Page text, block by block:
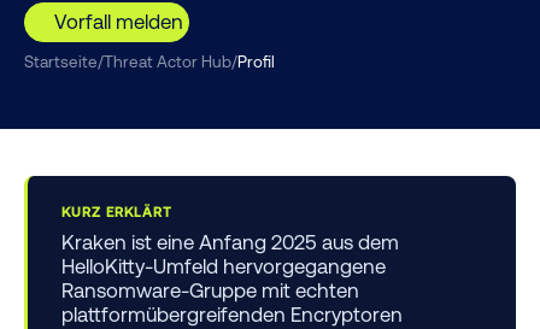
Startseite/Threat Actor Hub/Profil
Vorfall melden
KURZ ERKLÄRT
Kraken ist eine Anfang 2025 aus dem
HelloKitty-Umfeld hervorgegangene
Ransomware-Gruppe mit echten
plattformübergreifenden Encryptoren